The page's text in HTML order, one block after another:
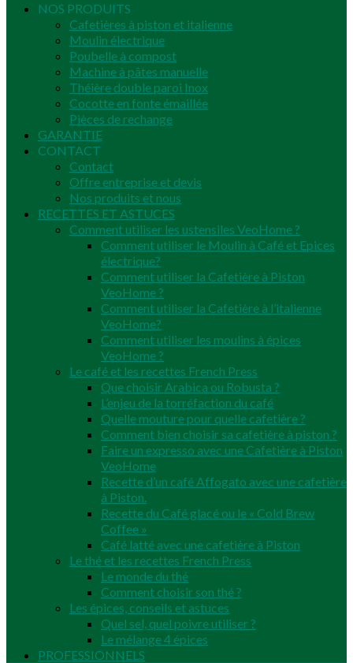
NOS PRODUITS
Cafetières à piston et italienne
Moulin électrique
Poubelle à compost
Machine à pâtes manuelle
Théière double paroi Inox
Cocotte en fonte émaillée
Pièces de rechange
GARANTIE
CONTACT
Contact
Offre entreprise et devis
Nos produits et nous
RECETTES ET ASTUCES
Comment utiliser les ustensiles VeoHome ?
Comment utiliser le Moulin à Café et Epices
électrique?
Comment utiliser la Cafetière à Piston
VeoHome ?
Comment utiliser la Cafetière à l’italienne
VeoHome?
Comment utiliser les moulins à épices
VeoHome ?
Le café et les recettes French Press
Que choisir Arabica ou Robusta ?
L’enjeu de la torréfaction du café
Quelle mouture pour quelle cafetière ?
Comment bien choisir sa cafetière à piston ?
Faire un expresso avec une Cafetière à Piston
VeoHome
Recette d’un café Affogato avec une cafetière
à Piston.
Recette du Café glacé ou le « Cold Brew
Coffee »
Café latté avec une cafetière à Piston
Le thé et les recettes French Press
Le monde du thé
Comment choisir son thé ?
Les épices, conseils et astuces
Quel sel, quel poivre utiliser ?
Le mélange 4 épices
PROFESSIONNELS